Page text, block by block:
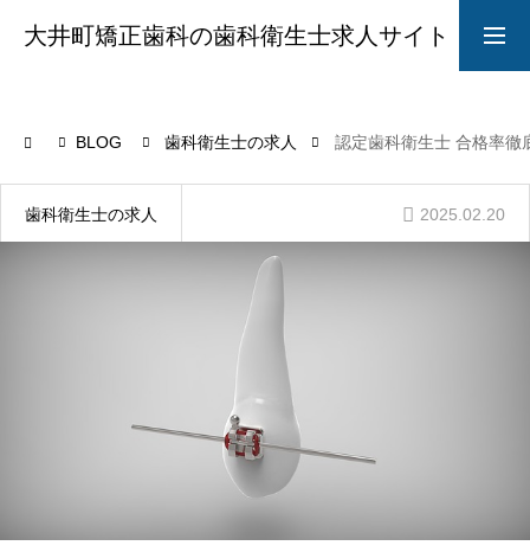
大井町矯正歯科の歯科衛生士求人サイト
院長からのメッセージ
BLOG 歯科衛生士の求人 認定歯科衛生士 合格率徹
歯科衛生士の求人 2025.02.20